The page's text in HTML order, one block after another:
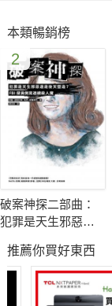
文化差異，以及「
原「人」與「大
讀者不妨隨著書中
經驗與智慧，重
來科技與種種蛻變
本類暢銷榜
2
破案神探二部曲：
犯罪是天生邪惡還
員側寫連續殺人魔
推薦你買好東西